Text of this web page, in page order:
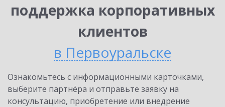
поддержка корпоративных
клиентов
в Первоуральске
Ознакомьтесь с информационными карточками,
выберите партнёра и отправьте заявку на
консультацию, приобретение или внедрение